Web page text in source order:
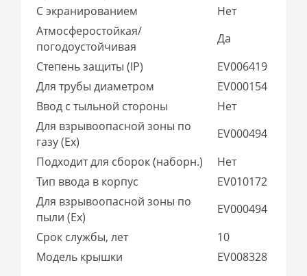
С экранированием
Нет
Атмосферостойкая/
погодоустойчивая
Да
Степень защиты (IP)
EV006419
Для трубы диаметром
EV000154
Ввод с тыльной стороны
Нет
Для взрывоопасной зоны по
газу (Ex)
EV000494
Подходит для сборок (наборн.)
Нет
Тип ввода в корпус
EV010172
Для взрывоопасной зоны по
пыли (Ex)
EV000494
Срок службы, лет
10
Модель крышки
EV008328